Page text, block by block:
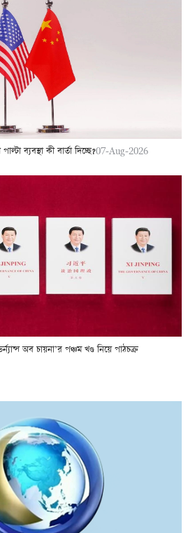
ব্যবস্থা কী বার্তা দিচ্ছে?07-Aug-2026
অব চায়না’র পঞ্চম খণ্ড নিয়ে পাঠচক্র